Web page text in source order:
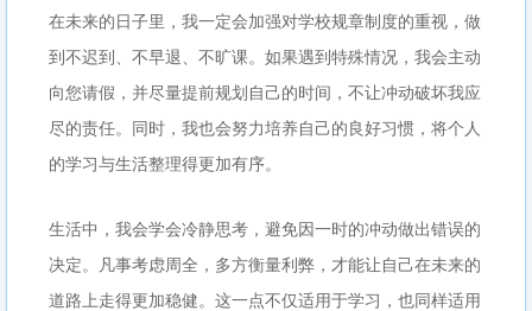
在未来的日子里，我一定会加强对学校规章制度的重视，做
到不迟到、不早退、不旷课。如果遇到特殊情况，我会主动
向您请假，并尽量提前规划自己的时间，不让冲动破坏我应
尽的责任。同时，我也会努力培养自己的良好习惯，将个人
的学习与生活整理得更加有序。
生活中，我会学会冷静思考，避免因一时的冲动做出错误的
决定。凡事考虑周全，多方衡量利弊，才能让自己在未来的
道路上走得更加稳健。这一点不仅适用于学习，也同样适用